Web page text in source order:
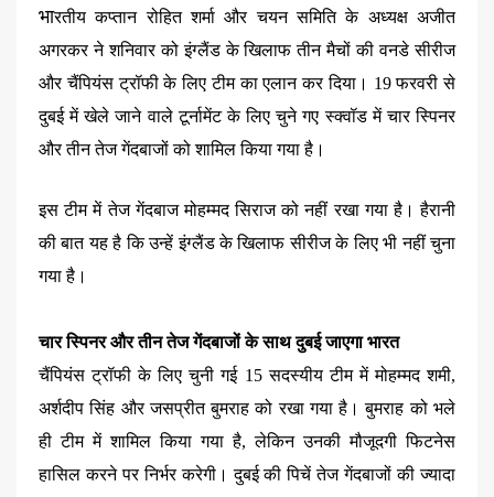
भारतीय कप्तान रोहित शर्मा और चयन समिति के अध्यक्ष अजीत
अगरकर ने शनिवार को इंग्लैंड के खिलाफ तीन मैचों की वनडे सीरीज
और चैंपियंस ट्रॉफी के लिए टीम का एलान कर दिया। 19 फरवरी से
दुबई में खेले जाने वाले टूर्नामेंट के लिए चुने गए स्क्वॉड में चार स्पिनर
और तीन तेज गेंदबाजों को शामिल किया गया है।
इस टीम में तेज गेंदबाज मोहम्मद सिराज को नहीं रखा गया है। हैरानी
की बात यह है कि उन्हें इंग्लैंड के खिलाफ सीरीज के लिए भी नहीं चुना
गया है।
चार स्पिनर और तीन तेज गेंदबाजों के साथ दुबई जाएगा भारत
चैंपियंस ट्रॉफी के लिए चुनी गई 15 सदस्यीय टीम में मोहम्मद शमी,
अर्शदीप सिंह और जसप्रीत बुमराह को रखा गया है। बुमराह को भले
ही टीम में शामिल किया गया है, लेकिन उनकी मौजूदगी फिटनेस
हासिल करने पर निर्भर करेगी। दुबई की पिचें तेज गेंदबाजों की ज्यादा